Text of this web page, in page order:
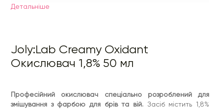
Ще більше переваг:
Текстури. Кремова консистенція економічна та
зручна у використанні. Фарбувальна суміш легко
наноситься кісткою, не розтікаючись.
Безпека. Ми розуміємо, наскільки важливою є
агресивних компонентів, які можуть пошкодити шкіру
та волоски.
Детальнiше
Joly:Lab Creamy Oxidant
Окислювач 1,8% 50 мл
Професійний окислювач спеціально розроблений для
змішування з фарбою для брів та вій. Засіб містить 1,8%